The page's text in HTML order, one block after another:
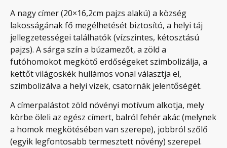
A nagy címer (20×16,2cm pajzs alakú) a község
lakosságának fő megélhetését biztosító, a helyi táj
jellegzetességei találhatók (vízszintes, kétosztású
pajzs). A sárga szín a búzamezőt, a zöld a
futóhomokot megkötő erdőségeket szimbolizálja, a
kettőt világoskék hullámos vonal választja el,
szimbolizálva a helyi vizek, csatornák jelentőségét.
A címerpalástot zöld növényi motívum alkotja, mely
körbe öleli az egész címert, balról fehér akác (melynek
a homok megkötésében van szerepe), jobbról szőlő
(egyik legfontosabb termesztett növény) szerepel.